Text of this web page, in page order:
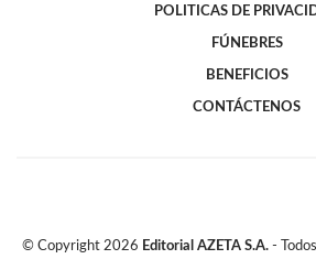
POLITICAS DE
FÚNEBRES
BENEFICIOS
CONTÁCTENOS
© Copyright 2026 Editorial AZETA S.A. -